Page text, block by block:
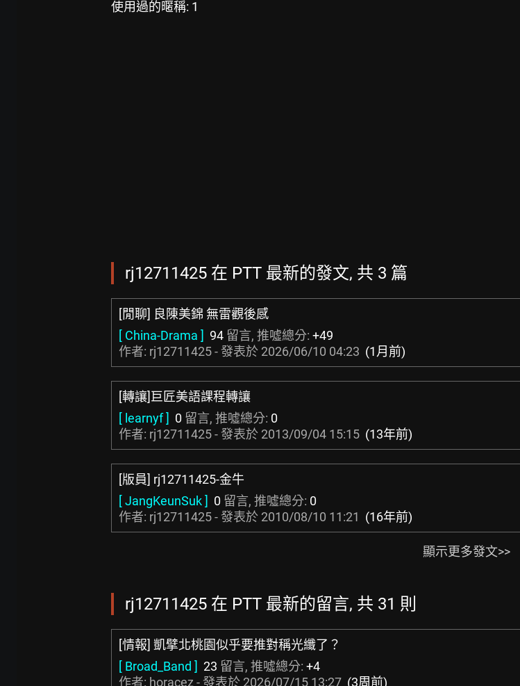
使用過的暱稱: 1
rj12711425 在 PTT 最新的發文, 共 3 篇
[閒聊] 良陳美錦 無雷觀後感
[ China-Drama ] 94 留言, 推噓總分: +49
作者: rj12711425 - 發表於 2026/06/10 04:23 (1月前)
[轉讓]巨匠美語課程轉讓
[ learnyf ] 0 留言, 推噓總分: 0
作者: rj12711425 - 發表於 2013/09/04 15:15 (13年前)
[版員] rj12711425-金牛
[ JangKeunSuk ] 0 留言, 推噓總分: 0
作者: rj12711425 - 發表於 2010/08/10 11:21 (16年前)
顯示更多發文>>
rj12711425 在 PTT 最新的留言, 共 31 則
[情報] 凱擘北桃園似乎要推對稱光纖了？
[ Broad_Band ] 23 留言, 推噓總分: +4
作者: horacez - 發表於 2026/07/15 13:27 (3周前)